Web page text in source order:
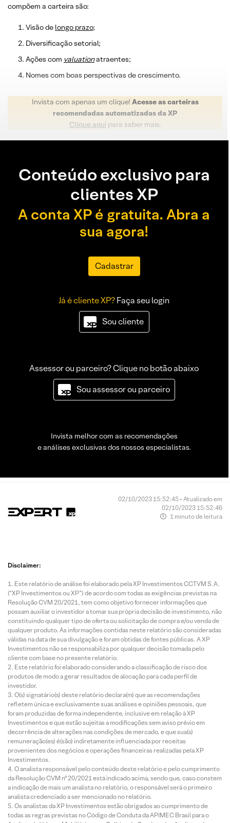
compõem a carteira são:
Visão de longo prazo;
Diversificação setorial;
Ações com valuationatraentes;
Nomes com boas perspectivas de crescimento.
Invista com apenas um clique! Acesse as carteiras
recomendadas automatizadas da XP
Clique aqui para saber mais.
Conteúdo exclusivo para
clientes XP
A conta XP é gratuita. Abra a
sua agora!
Cadastrar
Já é cliente XP?Faça seu login
Sou cliente
Assessor ou parceiro? Clique no botão abaixo
Sou assessor ou parceiro
Invista melhor com as recomendações
e análises exclusivas dos nossos especialistas.
02/10/2023 15:52:45 • Atualizado em
02/10/2023 15:52:46
1 minuto de leitura
Disclaimer:
Este relatório de análise foi elaborado pela XP Investimentos CCTVM S.A.
(“XP Investimentos ou XP”) de acordo com todas as exigências previstas na
Resolução CVM 20/2021, tem como objetivo fornecer informações que
possam auxiliar o investidor a tomar sua própria decisão de investimento, não
constituindo qualquer tipo de oferta ou solicitação de compra e/ou venda de
qualquer produto. As informações contidas neste relatório são consideradas
válidas na data de sua divulgação e foram obtidas de fontes públicas. A XP
Investimentos não se responsabiliza por qualquer decisão tomada pelo
cliente com base no presente relatório.
Este relatório foi elaborado considerando a classificação de risco dos
produtos de modo a gerar resultados de alocação para cada perfil de
investidor.
O(s) signatário(s) deste relatório declara(m) que as recomendações
refletem única e exclusivamente suas análises e opiniões pessoais, que
foram produzidas de forma independente, inclusive em relação à XP
Investimentos e que estão sujeitas a modificações sem aviso prévio em
decorrência de alterações nas condições de mercado, e que sua(s)
remuneração(es) é(são) indiretamente influenciada por receitas
provenientes dos negócios e operações financeiras realizadas pela XP
Investimentos.
O analista responsável pelo conteúdo deste relatório e pelo cumprimento
da Resolução CVM nº 20/2021 está indicado acima, sendo que, caso constem
a indicação de mais um analista no relatório, o responsável será o primeiro
analista credenciado a ser mencionado no relatório.
Os analistas da XP Investimentos estão obrigados ao cumprimento de
todas as regras previstas no Código de Conduta da APIMEC Brasil para o